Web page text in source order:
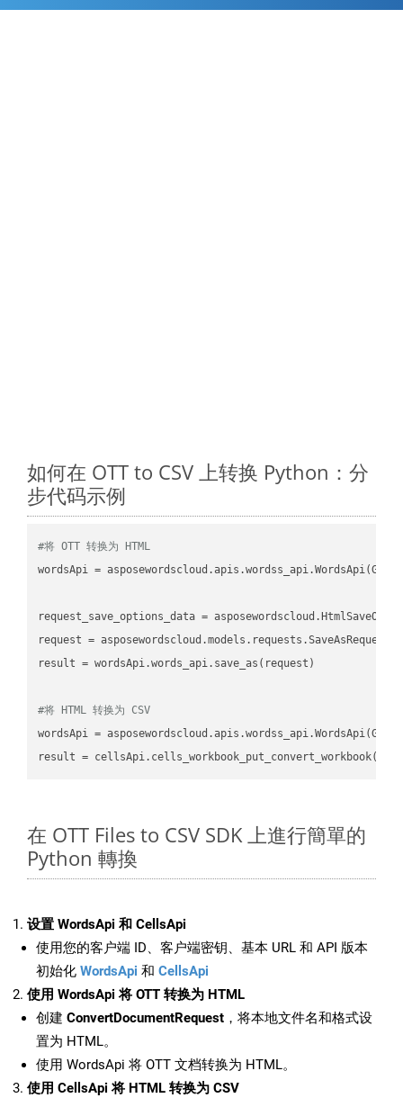
如何在 OTT to CSV 上转换 Python：分
步代码示例
#将 OTT 转换为 HTML
wordsApi =
request_save_options_data =
request
result = wordsApi.words_api.save_as(request)
#将 HTML 转换为 CSV
wordsApi =
result =
在 OTT Files to CSV SDK 上進行簡單的
Python 轉換
设置 WordsApi 和 CellsApi
使用您的客户端 ID、客户端密钥、基本 URL 和 API 版本
初始化 WordsApi 和 CellsApi
使用 WordsApi 将 OTT 转换为 HTML
创建 ConvertDocumentRequest ，将本地文件名和格式设
置为 HTML。
使用 WordsApi 将 OTT 文档转换为 HTML。
使用 CellsApi 将 HTML 转换为 CSV